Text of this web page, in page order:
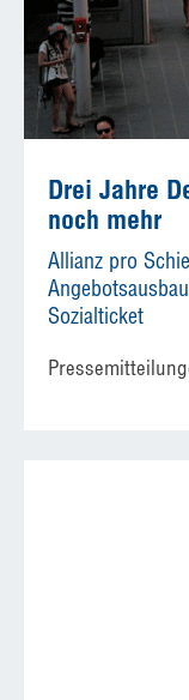
Drei Jahre
noch mehr
Allianz pro
Sozialticket